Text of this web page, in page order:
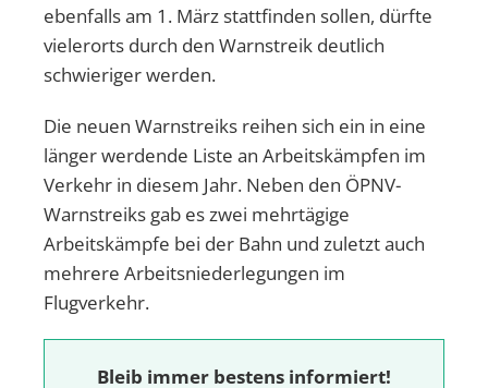
ebenfalls am 1. März stattfinden sollen, dürfte
vielerorts durch den Warnstreik deutlich
schwieriger werden.
Die neuen Warnstreiks reihen sich ein in eine
länger werdende Liste an Arbeitskämpfen im
Verkehr in diesem Jahr. Neben den ÖPNV-
Warnstreiks gab es zwei mehrtägige
Arbeitskämpfe bei der Bahn und zuletzt auch
mehrere Arbeitsniederlegungen im
Flugverkehr.
Bleib immer bestens informiert!